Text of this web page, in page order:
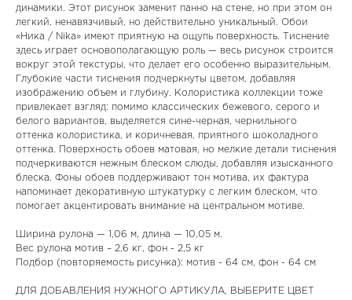
динамики. Этот рисунок заменит панно на стене, но при этом он
легкий, ненавязчивый, но действительно уникальный. Обои
«Ника / Nika» имеют приятную на ощупь поверхность. Тиснение
здесь играет основополагающую роль — весь рисунок строится
вокруг этой текстуры, что делает его особенно выразительным.
Глубокие части тиснения подчеркнуты цветом, добавляя
изображению объем и глубину. Колористика коллекции тоже
привлекает взгляд: помимо классических бежевого, серого и
белого вариантов, выделяется сине-черная, чернильного
оттенка колористика, и коричневая, приятного шоколадного
оттенка. Поверхность обоев матовая, но мелкие детали тиснения
подчеркиваются нежным блеском слюды, добавляя изысканного
блеска. Фоны обоев поддерживают тон мотива, их фактура
напоминает декоративную штукатурку с легким блеском, что
помогает акцентировать внимание на центральном мотиве.
Ширина рулона — 1,06 м, длина — 10,05 м.
Вес рулона мотив – 2,6 кг, фон - 2,5 кг
Подбор (повторяемость рисунка): мотив - 64 см, фон - 64 см
ДЛЯ ДОБАВЛЕНИЯ НУЖНОГО АРТИКУЛА, ВЫБЕРИТЕ ЦВЕТ